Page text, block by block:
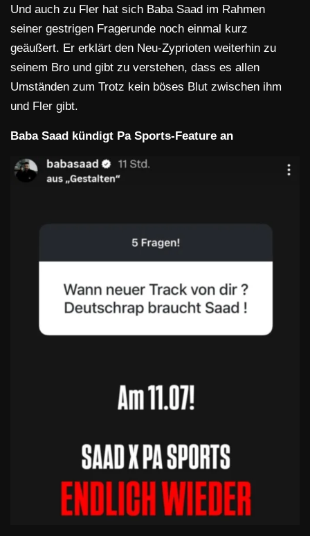
Und auch zu Fler hat sich Baba Saad im Rahmen
seiner gestrigen Fragerunde noch einmal kurz
geäußert. Er erklärt den Neu-Zyprioten weiterhin zu
seinem Bro und gibt zu verstehen, dass es allen
Umständen zum Trotz kein böses Blut zwischen ihm
und Fler gibt.
Baba Saad kündigt Pa Sports-Feature an